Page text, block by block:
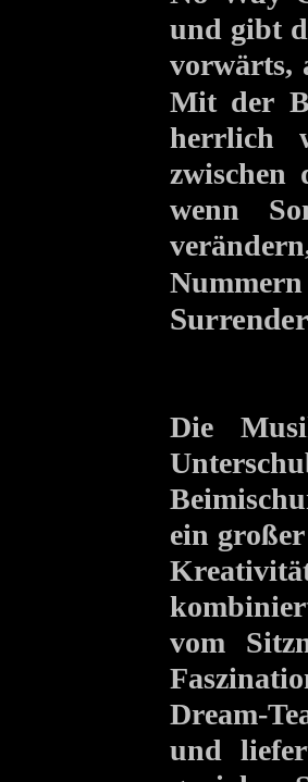
und gibt
vorwärts,
Mit der
herrlich
wenn
Surrender
Die
ein
vom
Dream-
und